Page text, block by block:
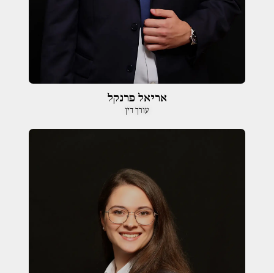
אריאל פרנקל
עורך דין